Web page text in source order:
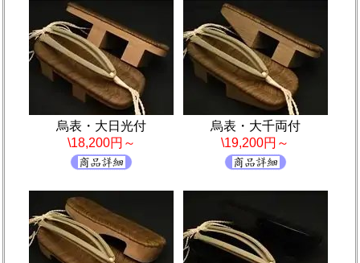
烏表・大日光付
\18,200円～
烏表・大千両付
\19,200円～